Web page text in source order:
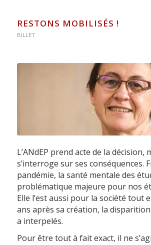
RESTONS MOBILISÉS !
BILLET
L’ANdEP prend acte de la décision,
s’interroge sur ses conséquences.
pandémie, la santé mentale des
problématique majeure pour nos
Elle l’est aussi pour la société tout
ans après sa création, la
a interpelés.
Pour être tout à fait exact, il ne